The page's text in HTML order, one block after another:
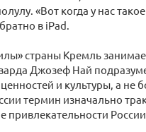
«Вот когда у нас
в iPad.
страны Кремль
Джозеф Най
и культуры, а не
термин изначально